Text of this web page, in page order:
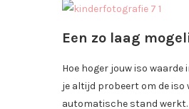
Een zo laag
Hoe hoger jouw iso
je altijd probeert om de iso
automatische stand werkt.